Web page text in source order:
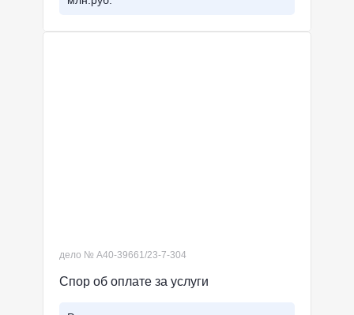
дело № А40-39661/23-7-304
Спор об оплате за услуги